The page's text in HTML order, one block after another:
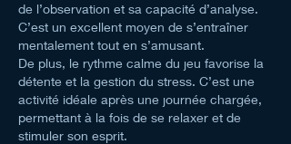
de l’observation et sa capacité d’analyse.
C’est un excellent moyen de s’entraîner
mentalement tout en s’amusant.
De plus, le rythme calme du jeu favorise la
détente et la gestion du stress. C’est une
activité idéale après une journée chargée,
permettant à la fois de se relaxer et de
stimuler son esprit.